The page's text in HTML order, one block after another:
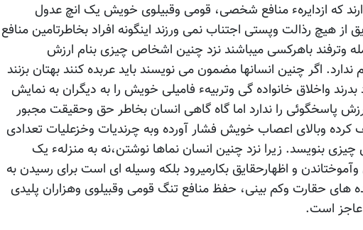
که ازدایرهء منافع شخصی، قومی وقبیلوی خویش یک انچ عدول
از هیچ رذالت وپستی اجتناب نمی ورزند اینگونه افراد بخاطرتامین منافع
باهرکسی میباشند نزد چنین اشخاص چیزی بنام ارزش
اگر چنین انسانها مضمون می نویسند باید عربده کنند بهتان بزنند
واخلاق خانواده گی وتربیهء فامیلی خویش را به دیگران به نمایش
پاسخگوئی را ندارد اما گاه گاهی انسان بخاطر حق وحقیقت مجبور
وبالای اعصاب خویش فشار آورده وبه چرندیات وخزعلیات تعدادی
چیزی بنویسد. زیرا نزد چنین انسان نماها نوشتن،نه به منزلهء یک
و اظهارحقایق بکارمیرود بلکه وسیله ای است برای رسیدن به
های حقارت وکم بینی، حفظ منافع تنگ قومی وقبیلوی وهزاران پلیدی
عاجز است.